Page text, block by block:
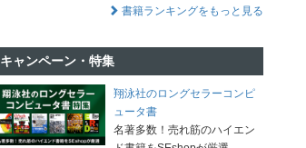
書籍ランキングをもっと見る
キャンペーン・特集
翔泳社のロングセラーコンピ
ュータ書
名著多数！売れ筋のハイエン